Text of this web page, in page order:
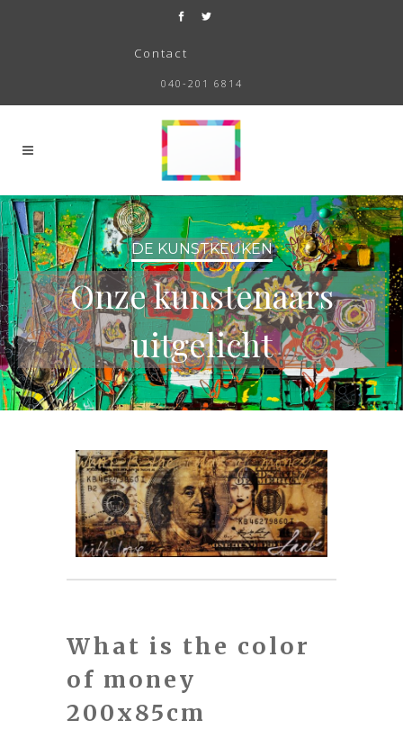
Contact
040-201 6814
DE KUNSTKEUKEN
Onze kunstenaars
uitgelicht
What is the color
of money
200x85cm